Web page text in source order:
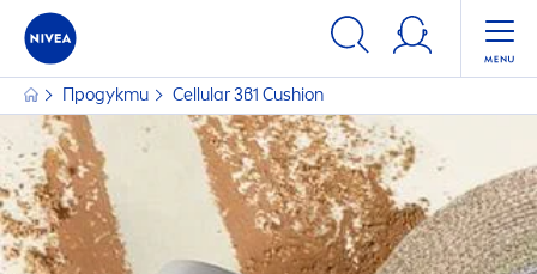
Продукти Cellular3в1 Cushion
ФИЛТРИ
ИЗБРАНИ ФИЛТРИ